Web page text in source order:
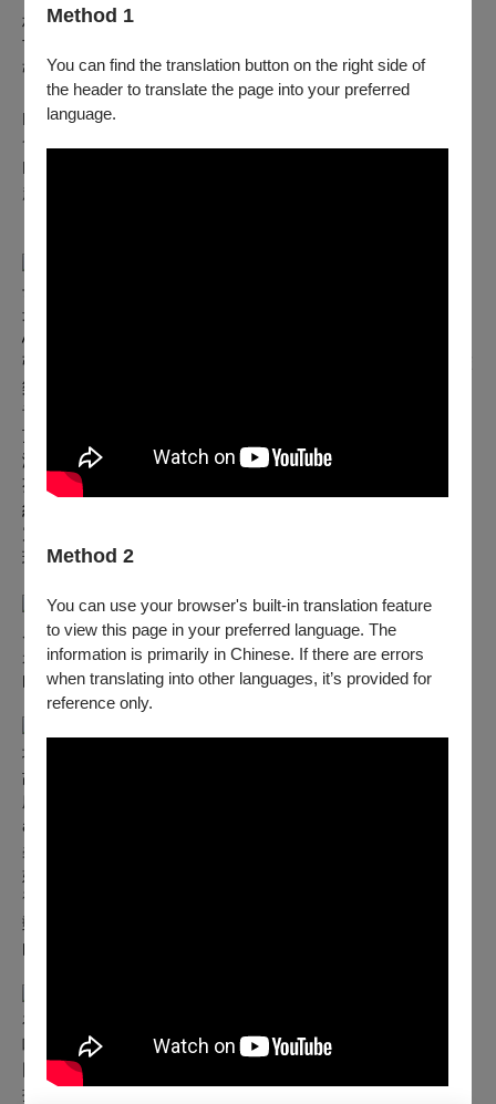
Method 1
You can find the translation button on the right side of
the header to translate the page into your preferred
language.
Method 2
You can use your browser's built-in translation feature
to view this page in your preferred language. The
information is primarily in Chinese. If there are errors
when translating into other languages, it’s provided for
reference only.
林以軒 滕南瑋 陳品豪 王仁瑋
Tenor2
張桓瑜 吳相儒 潘天譽林正彥
Bass1
俞承宏 KawaVaiyan 姚建弘
Bass2
趙北方 劉孟傑 葉俊泓 林柏宏 吳裕泉 林石城
去年屏東演完後，高雄人的敲碗我們聽到了，​今年秋天，南部
最具實力的音樂團體強強聯手，即將在衛武營國家藝術文化中
心，為您重現這部充滿西西里烈日風情的經典鉅獻！
​強強聯手，磅礡編制： 由 La Voix d'AMiS藝術樂坊、高市府聲
樂合唱團、千風歌劇合唱團 三團聯合主辦，集結南台灣頂尖
音樂力量。
​頂尖陣容，傾情獻唱： 歌劇指揮家 劉盛福 兼這次歌劇的導
演，攜手實力派女高音 孫韻璇、男高音 施履誠、女高音 張瑞
芬、女中音 曹忠美,男中音 李達人，共同演繹靈魂深處的愛恨
糾葛。
​震撼聽覺，百人齊鳴： 三大合唱團與 LVA歌劇室內管弦樂團
現場震撼聯演，重現歌劇史上最著名的合唱與管弦交響。
作品特色與創作構想：
皮耶特羅·馬斯卡尼的《鄉村騎士》（Cavalleria Rusticana）
是一部濃烈而真摯的寫實歌劇。雖然僅為獨幕作品，卻以深刻
的情感與強烈的戲劇張力，贏得了無數觀眾的共鳴。
場景：復活節的教堂廣場
故事發生在西西里島的一個小村莊，正值復活節清晨，村民歡
欣鼓舞迎接這象徵重生的日子。開場合唱〈橘花初放〉（Gli
aranci olezzano）描繪出濃厚的節慶氣氛。
桑圖扎焦急尋找她的情人圖裏杜，前來詢問圖裏杜的母親露琪
婭（Lucia），卻始終無法得到明確回答。她懷疑圖里杜重燃
舊情，暗中與已為人妻的舊愛羅拉（Lola）往來。
郵車夫阿爾菲奧（Alfio）駕車返家，神情愉快，渾然不知自己
的妻子蘿拉正與圖里杜私通。
在與露琪婭的一段對話中，桑圖扎傾訴她心中的痛苦與屈辱，
唱出經典詠歎調〈聽我說，媽媽〉。
圖里杜歸來，桑圖扎質問他與羅拉的關係，兩人激烈爭執。羅
拉的登場使情況更加緊張，兩位女子相互試探與諷刺。圖里杜